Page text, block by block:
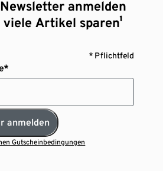
anmelden
viele Artikel sparen¹
* Pflichtfeld
anmelden
Gutscheinbedingungen